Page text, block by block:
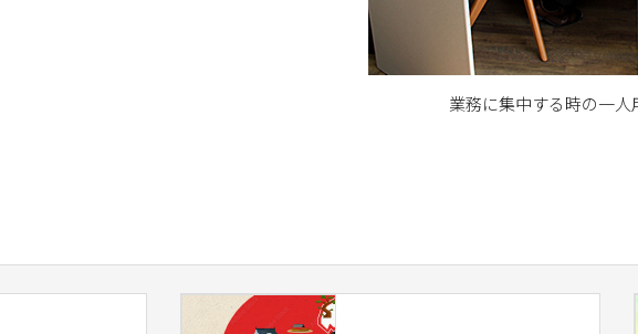
業務に集中する時の一人